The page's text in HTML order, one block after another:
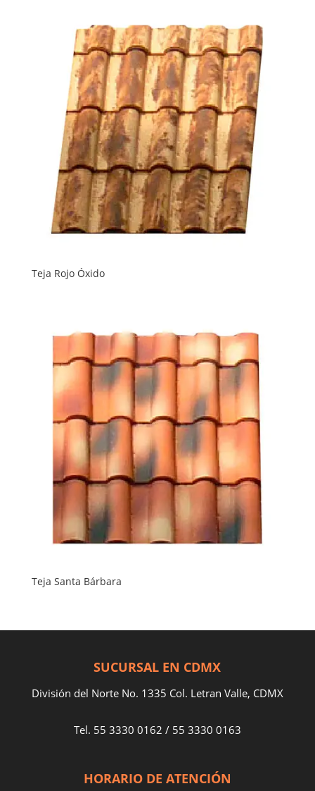
Teja Rojo Óxido
Teja Santa Bárbara
SUCURSAL EN CDMX
División del Norte No. 1335 Col. Letran Valle, CDMX
Tel. 55 3330 0162 / 55 3330 0163
HORARIO DE ATENCIÓN